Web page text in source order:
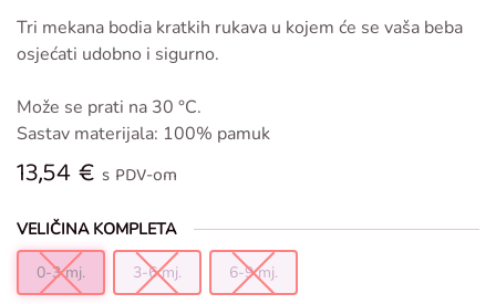
Tri mekana bodia kratkih rukava u kojem će se vaša beba
osjećati udobno i sigurno.
Može se prati na 30 °C.
Sastav materijala: 100% pamuk
13,54€ s PDV-om
VELIČINA KOMPLETA
0-3 mj. 3-6 mj. 6-9 mj.